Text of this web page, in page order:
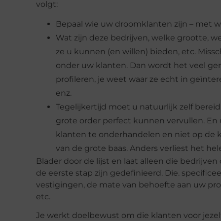
volgt:
Bepaal wie uw droomklanten zijn – met
Wat zijn deze bedrijven, welke grootte,
ze u kunnen (en willen) bieden, etc.
onder uw klanten. Dan wordt het veel
profileren, je weet waar ze echt in
enz.
Tegelijkertijd moet u natuurlijk zelf
grote order perfect kunnen vervullen.
klanten te onderhandelen en niet op de
van de grote baas. Anders verliest het
Blader door de lijst en laat alleen die
de eerste stap zijn gedefinieerd. Die.
vestigingen, de mate van behoefte aan uw
etc.
Je werkt doelbewust om die klanten voor